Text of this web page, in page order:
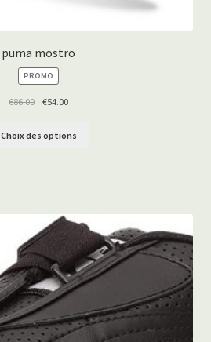
puma mostro
PROMO
EN
PROMOTION
€86.00 €54.00
Choix des options